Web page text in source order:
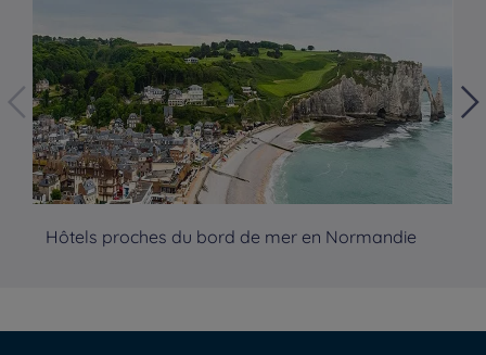
Hôtels proches du bord de mer en Normandie
Hotels in Paris